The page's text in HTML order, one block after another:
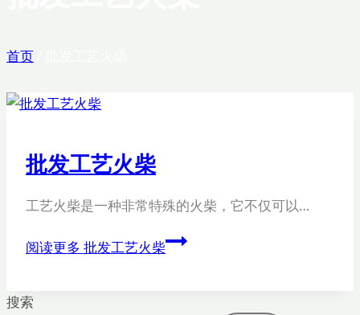
首页
批发工艺火柴
工艺火柴是一种非常特殊的火柴，它不仅可以…
阅读更多 批发工艺火柴
搜索